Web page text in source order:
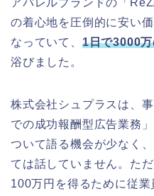
の着心地を圧倒的に安い
なっていて、 1日で3000
浴びました。
株式会社シュプラスは、
での成功報酬型広告業務
ついて語る機会が少なく
ては話していません。た
100万円を得るために従